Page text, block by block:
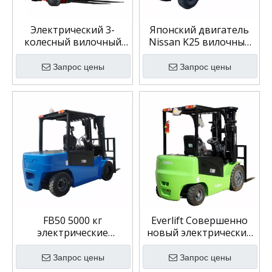
Электрический 3-
колесный вилочный
погрузчик Everlift FB15
1500 кг 3 м
Производитель и
поставщик
Запрос цены
Японский двигатель
Nissan K25 вилочный
погрузчик сжиженный
нефтяной газ с
боковым
переключателем
Запрос цены
FB50 5000 кг
электрические
вилочные погрузчики
мини-умный
аккумулятор 4-
Запрос цены
Everlift Совершенно
новый электрический
вилочный погрузчик
3500 кг 4500 мм-6000
мм трехплексная мачта
Запрос цены